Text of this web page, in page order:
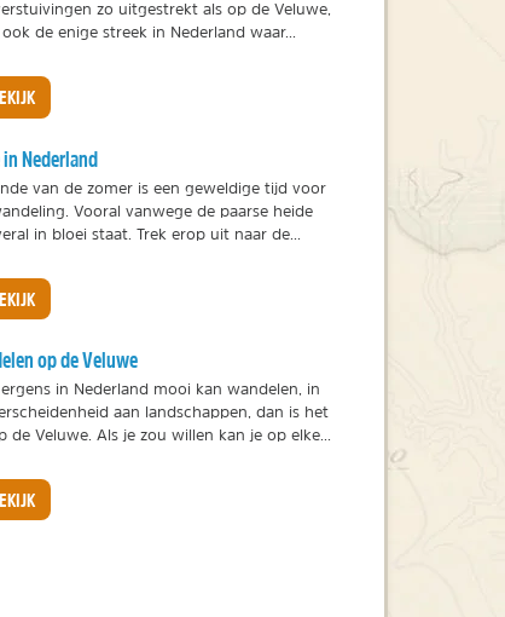
zo uitgestrekt als op de Veluwe,
de enige streek in Nederland waar...
Nederland
van de zomer is een geweldige tijd voor
Vooral vanwege de paarse heide
in bloei staat. Trek erop uit naar de...
op de Veluwe
in Nederland mooi kan wandelen, in
aan landschappen, dan is het
de Veluwe. Als je zou willen kan je op elke...